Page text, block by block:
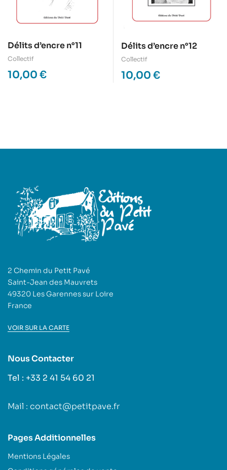
Délits d’encre n°11
Collectif
10,00 €
Délits d’encre n°12
Collectif
10,00 €
2 Chemin du Petit Pavé
Saint-Jean des Mauvrets
49320 Les Garennes sur Loire
France
VOIR SUR LA CARTE
Nous Contacter
Tel : +33 2 41 54 60 21
Mail : contact@petitpave.fr
Pages Additionnelles
Mentions Légales